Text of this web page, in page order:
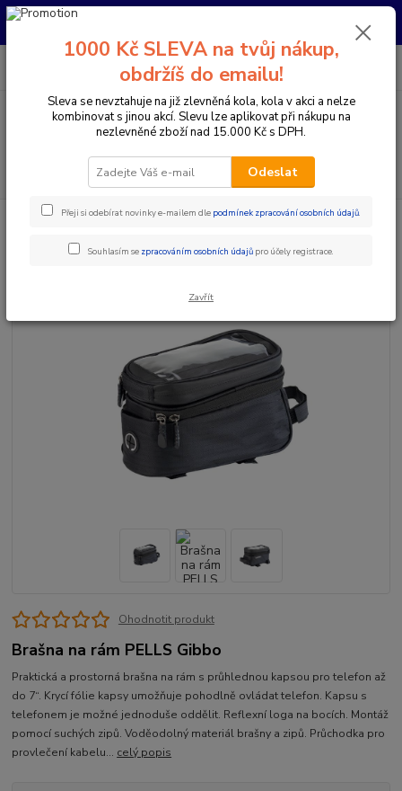
Pro nachystání kola / doplňků na prodejně si prosím zavolejte dopředu.
Menu
CZK
PO-PÁ 10:00-17:00 | SO: 9:00-12:00
Doplňky a helmy Brašny Brašna na rám PELLS Gibbo
Brašna na rám PELLS Gibbo
Ohodnotit produkt
Brašna na rám PELLS Gibbo
Praktická a prostorná brašna na rám s průhlednou kapsou pro telefon až
do 7“. Krycí fólie kapsy umožňuje pohodlně ovládat telefon. Kapsu s
telefonem je možné jednoduše oddělit. Reflexní loga na bocích. Montáž
pomocí suchých zipů. Voděodolný materiál brašny a zipů. Průchodka pro
provlečení kabelu... celý popis
1000 Kč SLEVA na tvůj nákup,
obdržíš do emailu!
Sleva se nevztahuje na již zlevněná kola, kola v akci a nelze
kombinovat s jinou akcí. Slevu lze aplikovat při nákupu na
nezlevněné zboží nad 15.000 Kč s DPH.
Odeslat
Přeji si odebírat novinky e-mailem dle podmínek zpracování osobních údajů.
Souhlasím se zpracováním osobních údajů pro účely registrace.
Zavřít